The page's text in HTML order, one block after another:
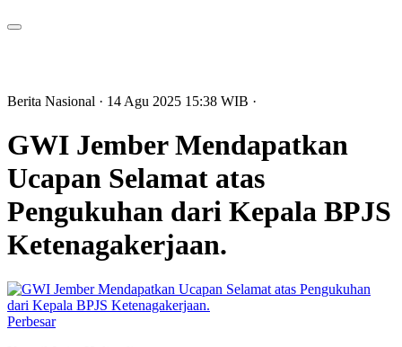
Berita Nasional · 14 Agu 2025 15:38 WIB ·
GWI Jember Mendapatkan
Ucapan Selamat atas
Pengukuhan dari Kepala BPJS
Ketenagakerjaan.
Perbesar